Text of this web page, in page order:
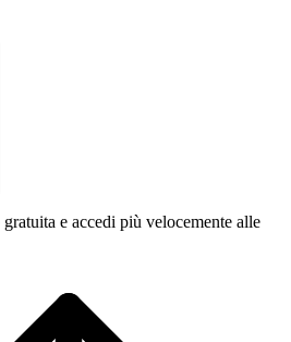
e accedi più velocemente alle